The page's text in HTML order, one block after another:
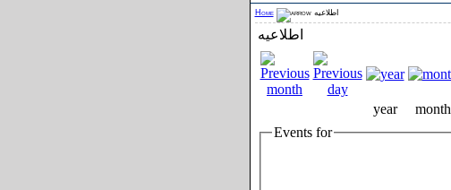
Home اطلاعیه
اطلاعیه
year month
Events for